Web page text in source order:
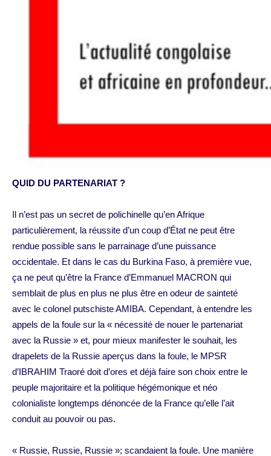
QUID DU PARTENARIAT ?
Il n’est pas un secret de polichinelle qu’en Afrique
particulièrement, la réussite d’un coup d’État ne peut être
rendue possible sans le parrainage d’une puissance
occidentale. Et dans le cas du Burkina Faso, à première vue,
ça ne peut qu’être la France d’Emmanuel MACRON qui
semblait de plus en plus ne plus être en odeur de sainteté
avec le colonel putschiste AMIBA. Cependant, à entendre les
appels de la foule sur la « nécessité de nouer le partenariat
avec la Russie » et, pour mieux manifester le souhait, les
drapelets de la Russie aperçus dans la foule, le MPSR
d’IBRAHIM Traoré doit d’ores et déjà faire son choix entre le
peuple majoritaire et la politique hégémonique et néo
colonialiste longtemps dénoncée de la France qu’elle l’ait
conduit au pouvoir ou pas.
« Russie, Russie, Russie »; scandaient la foule. Une manière